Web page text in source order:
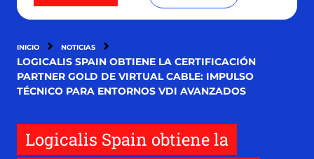
INICIO NOTICIAS
LOGICALIS SPAIN OBTIENE LA CERTIFICACIÓN
PARTNER GOLD DE VIRTUAL CABLE: IMPULSO
TÉCNICO PARA ENTORNOS VDI AVANZADOS
Logicalis Spain obtiene la